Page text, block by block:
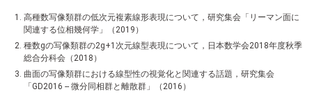
高種数写像類群の低次元複素線形表現について，研究集会「リーマン面に
関連する位相幾何学」（2019）
種数gの写像類群の2g+1次元線型表現について，日本数学会2018年度秋季
総合分科会（2018）
曲面の写像類群における線型性の視覚化と関連する話題，研究集会
「GD2016 -- 微分同相群と離散群」（2016）